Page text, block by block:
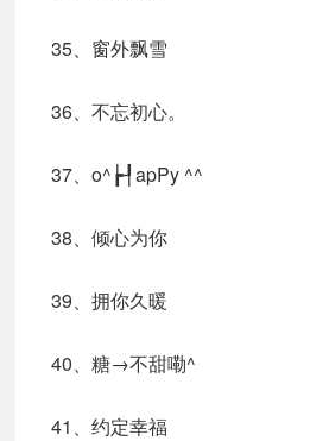
35、窗外飘雪
36、不忘初心。
37、o^┢┦apΡy ^^
38、倾心为你
39、拥你久暖
40、糖→不甜嘞^
41、约定幸福